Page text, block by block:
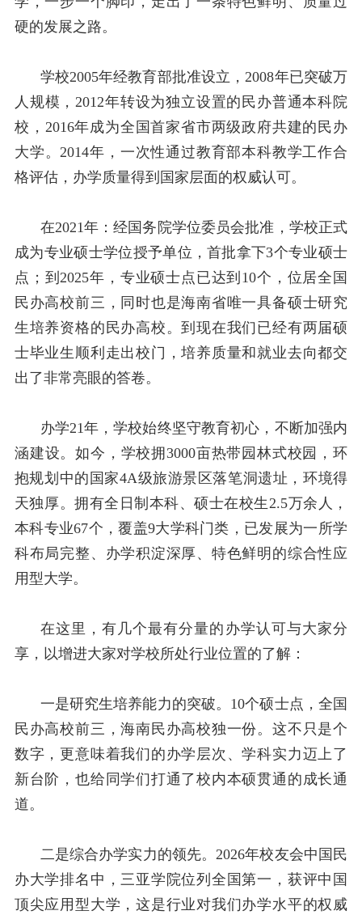
硬的发展之路。
学校2005年经教育部批准设立，2008年已突破万
人规模，2012年转设为独立设置的民办普通本科院
校， 2016年成为全国首家省市两级政府共建的民办
大学。2014年，一次性通过教育部本科教学工作合
格评估，办学质量得到国家层面的权威认可。
在2021年：经国务院学位委员会批准，学校正式
成为专业硕士学位授予单位，首批拿下3个专业硕士
点；到2025年，专业硕士点已达到 10个，位居全国
民办高校前三，同时也是海南省唯一具备硕士研究
生培养资格的民办高校。到现在我们已经有两届硕
士毕业生顺利走出校门，培养质量和就业去向都交
出了非常亮眼的答卷。
办学21年，学校始终坚守教育初心，不断加强内
涵建设。如今，学校拥 3000亩热带园林式校园，环
抱规划中的国家4A级旅游景区落笔洞遗址，环境得
天独厚。拥有全日制本科、硕士在校生2.5万余人，
本科专业67个，覆盖9大学科门类，已发展为一所学
科布局完整、办学积淀深厚、特色鲜明的综合性应
用型大学。
在这里，有几个最有分量的办学认可与大家分
享，以增进大家对学校所处行业位置的了解：
一是研究生培养能力的突破。 10个硕士点，全国
民办高校前三，海南民办高校独一份。这不只是个
数字，更意味着我们的办学层次、学科实力迈上了
新台阶，也给同学们打通了校内本硕贯通的成长通
道。
二是综合办学实力的领先。2026年校友会中国民
办大学排名中，三亚学院位列全国第一，获评中国
顶尖应用型大学，这是行业对我们办学水平的权威